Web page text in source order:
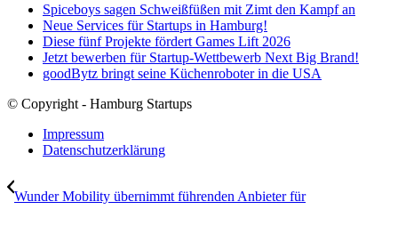
Spiceboys sagen Schweißfüßen mit Zimt den Kampf an
Neue Services für Startups in Hamburg!
Diese fünf Projekte fördert Games Lift 2026
Jetzt bewerben für Startup-Wettbewerb Next Big Brand!
goodBytz bringt seine Küchenroboter in die USA
© Copyright - Hamburg Startups
Impressum
Datenschutzerklärung
Wunder Mobility übernimmt führenden Anbieter für